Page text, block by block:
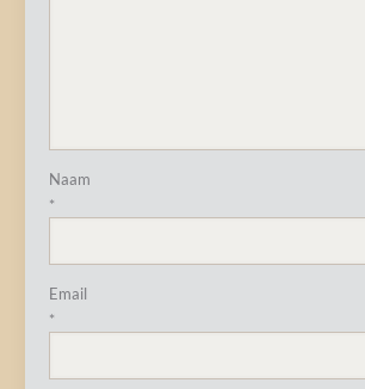
Naam
*
Email
*